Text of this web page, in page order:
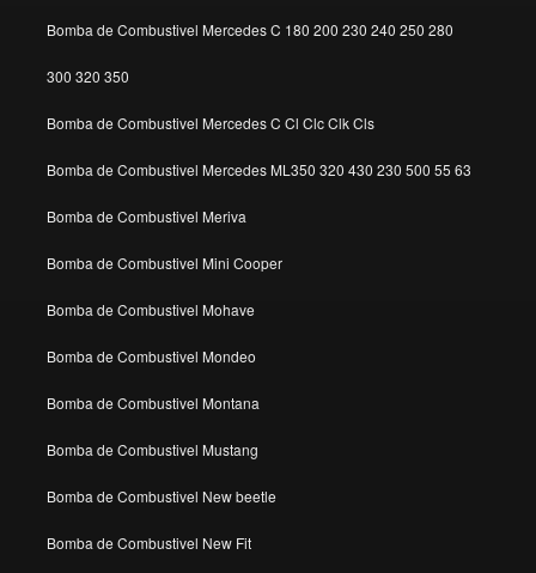
Bomba de Combustivel Mercedes C 180 200 230 240 250 280
300 320 350
Bomba de Combustivel Mercedes C Cl Clc Clk Cls
Bomba de Combustivel Mercedes ML350 320 430 230 500 55 63
Bomba de Combustivel Meriva
Bomba de Combustivel Mini Cooper
Bomba de Combustivel Mohave
Bomba de Combustivel Mondeo
Bomba de Combustivel Montana
Bomba de Combustivel Mustang
Bomba de Combustivel New beetle
Bomba de Combustivel New Fit